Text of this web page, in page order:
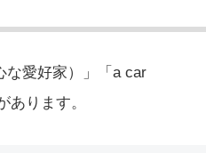
な愛好家）」「a car
ります。